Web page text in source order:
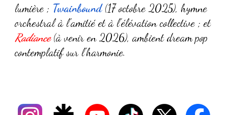
lumière ; Twainbound(17 octobre 2025), hymne
orchestral à l'amitié et à l'élévation collective ; et
Radiance(à venir en 2026), ambient dream pop
contemplatif sur l'harmonie.